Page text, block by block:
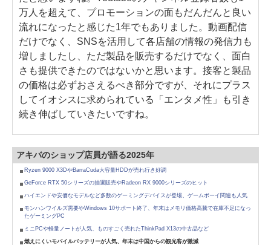
万人を超えて、プロモーションの面もだんだんと良い
流れになったと感じた1年でもありました。動画配信
だけでなく、SNSを活用して各店舗の情報の発信力も
増しましたし、ただ製品を販売するだけでなく、面白
さも提供できたのではないかと思います。接客と製品
の価格は必ずおさえるべき部分ですが、それにプラス
してイオシスに求められている「エンタメ性」も引き
続き伸ばしていきたいですね。
アキバのショップ店員が語る2025年
Ryzen 9000 X3DやBarraCuda大容量HDDが売れ行き好調
GeForce RTX 50シリーズの抽選販売やRadeon RX 9000シリーズのヒット
ハイエンドや安価なモデルなど多数のゲーミングデバイスが登場、ゲームボーイ関連も人気
モンハンワイルズ需要やWindows 10サポート終了、年末はメモリ価格高騰で在庫不足になっ
たゲーミングPC
ミニPCや軽量ノートが人気、ものすごく売れたThinkPad X13の中古品など
燃えにくいモバイルバッテリーが人気、年末は中国からの観光客が激減